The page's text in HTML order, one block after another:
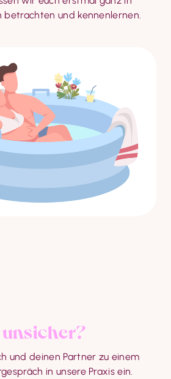
betrachten und kennenlernen.
und deinen Partner zu einem
in unsere Praxis ein.